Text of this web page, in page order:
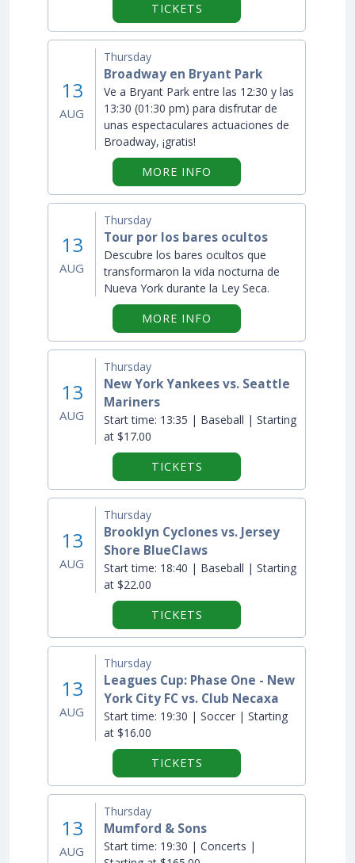
TICKETS
13
AUG
Thursday
Broadway en Bryant Park
Ve a Bryant Park entre las 12:30 y las
13:30 (01:30 pm) para disfrutar de
unas espectaculares actuaciones de
Broadway, ¡gratis!
MORE INFO
13
AUG
Thursday
Tour por los bares ocultos
Descubre los bares ocultos que
transformaron la vida nocturna de
Nueva York durante la Ley Seca.
MORE INFO
13
AUG
Thursday
New York Yankees vs. Seattle
Mariners
Start time: 13:35 | Baseball | Starting
at $17.00
TICKETS
13
AUG
Thursday
Brooklyn Cyclones vs. Jersey
Shore BlueClaws
Start time: 18:40 | Baseball | Starting
at $22.00
TICKETS
13
AUG
Thursday
Leagues Cup: Phase One - New
York City FC vs. Club Necaxa
Start time: 19:30 | Soccer | Starting
at $16.00
TICKETS
13
AUG
Thursday
Mumford & Sons
Start time: 19:30 | Concerts |